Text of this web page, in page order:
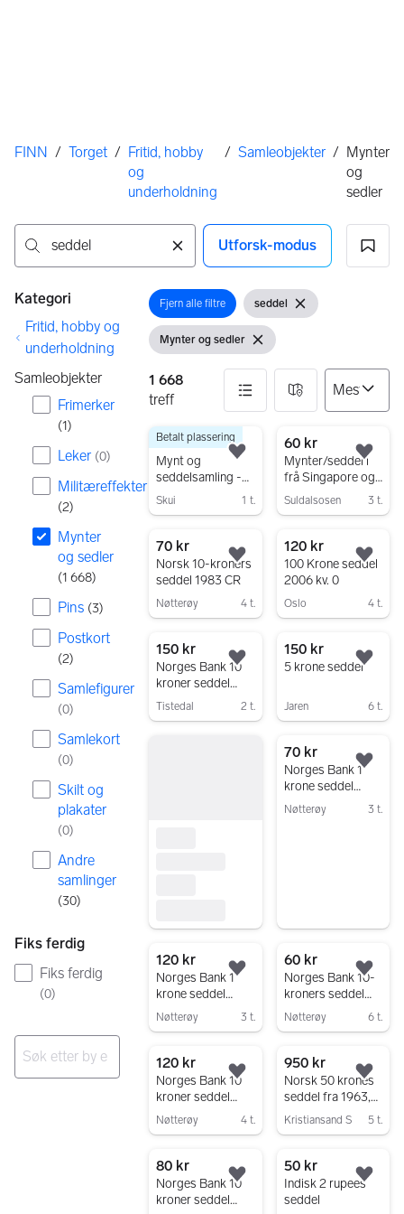
Her er du
FINN / Torget / Fritid, hobby
og
underholdning
/ Samleobjekter / Mynter
og
sedler
Utforsk-modus
Filtre
Kategori
Fritid, hobby og
underholdning
Samleobjekter
Frimerker
(1)
Leker (0)
Militæreffekter
(2)
Mynter
og sedler
(1 668)
Pins (3)
Postkort
(2)
Samlefigurer
(0)
Samlekort
(0)
Skilt og
plakater
(0)
Andre
samlinger
(30)
Fiks ferdig
Fiks ferdig
(0)
Åpne filter
Fjern alle filtre Åpne filter
seddel Fjern søkeord
Vis filter
Mynter og sedler Fjern filter
1 668
treff
1668 resultater
45 000 kr
Mynt og
seddelsamling -
Myntsett -
mynter
Skui 1 t.
Betalt plassering
Legg til som favoritt.
60 kr
Mynter/seddel i
frå Singapore og
Malaysia
Suldalsosen 3 t.
70 kr
Norsk 10-kroners
seddel 1983 CR
Nøtterøy 4 t.
Legg til som favoritt.
120 kr
100 Krone seddel
2006 kv. 0
Oslo 4 t.
150 kr
Norges Bank 10
kroner seddel
1961
Tistedal 2 t.
Legg til som favoritt.
150 kr
5 krone seddel
Jaren 6 t.
70 kr
Norges Bank 1
krone seddel
1949 K
Nøtterøy 3 t.
120 kr
Norges Bank 1
krone seddel
1948 K
Nøtterøy 3 t.
Legg til som favoritt.
60 kr
Norges Bank 10-
kroners seddel
1969
Nøtterøy 6 t.
120 kr
Norges Bank 10
kroner seddel
1974 AA
Nøtterøy 4 t.
Legg til som favoritt.
950 kr
Norsk 50 krones
seddel fra 1963,
Serie E
Kristiansand S 5 t.
80 kr
Norges Bank 10
kroner seddel
Legg til som favoritt.
50 kr
Indisk 2 rupees
seddel